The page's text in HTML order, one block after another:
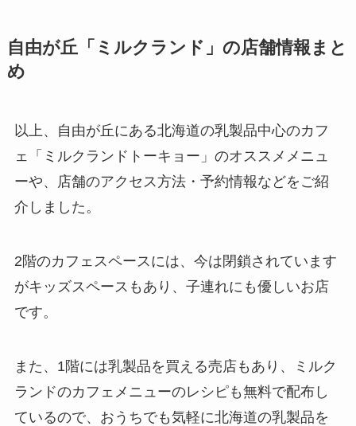
自由が丘「ミルクランド」の店舗情報まと
め
以上、自由が丘にある北海道の乳製品中心のカフ
ェ「ミルクランドトーキョー」のオススメメニュ
ーや、店舗のアクセス方法・予約情報などをご紹
介しました。
2階のカフェスペースには、今は閉鎖されています
がキッズスペースもあり、子連れにも優しいお店
です。
また、1階には乳製品を買える売店もあり、ミルク
ランドのカフェメニューのレシピも無料で配布し
ているので、おうちでも気軽に北海道の乳製品を